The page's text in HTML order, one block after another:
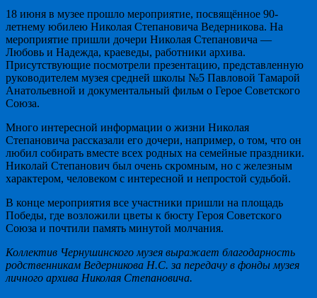
18 июня в музее прошло мероприятие, посвящённое 90-
летнему юбилею Николая Степановича Ведерникова. На
мероприятие пришли дочери Николая Степановича —
Любовь и Надежда, краеведы, работники архива.
Присутствующие посмотрели презентацию, представленную
руководителем музея средней школы №5 Павловой Тамарой
Анатольевной и документальный фильм о Герое Советского
Союза.
Много интересной информации о жизни Николая
Степановича рассказали его дочери, например, о том, что он
любил собирать вместе всех родных на семейные праздники.
Николай Степанович был очень скромным, но с железным
характером, человеком с интересной и непростой судьбой.
В конце мероприятия все участники пришли на площадь
Победы, где возложили цветы к бюсту Героя Советского
Союза и почтили память минутой молчания.
Коллектив Чернушинского музея выражает благодарность
родственникам Ведерникова Н.С. за передачу в фонды музея
личного архива Николая Степановича.